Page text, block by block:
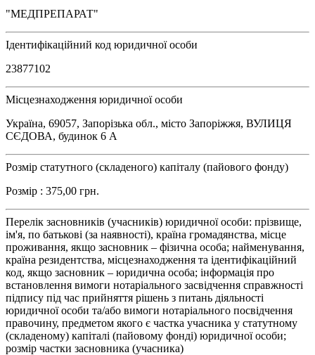
"МЕДПРЕПАРАТ"
Ідентифікаційний код юридичної особи
23877102
Місцезнаходження юридичної особи
Україна, 69057, Запорізька обл., місто Запоріжжя, ВУЛИЦЯ
СЄДОВА, будинок 6 А
Розмір статутного (складеного) капіталу (пайового фонду)
Розмір : 375,00 грн.
Перелік засновників (учасників) юридичної особи: прізвище,
ім'я, по батькові (за наявності), країна громадянства, місце
проживання, якщо засновник – фізична особа; найменування,
країна резидентства, місцезнаходження та ідентифікаційний
код, якщо засновник – юридична особа; інформація про
встановлення вимоги нотаріального засвідчення справжності
підпису під час прийняття рішень з питань діяльності
юридичної особи та/або вимоги нотаріального посвідчення
правочину, предметом якого є частка учасника у статутному
(складеному) капіталі (пайовому фонді) юридичної особи;
розмір частки засновника (учасника)